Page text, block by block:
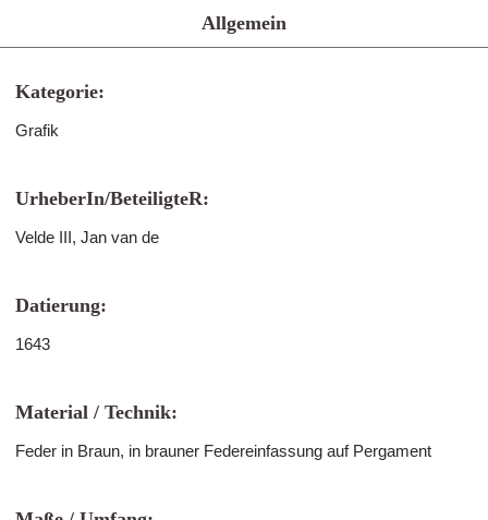
Allgemein
Kategorie:
Grafik
UrheberIn/BeteiligteR:
Velde III, Jan van de
Datierung:
1643
Material / Technik:
Feder in Braun, in brauner Federeinfassung auf Pergament